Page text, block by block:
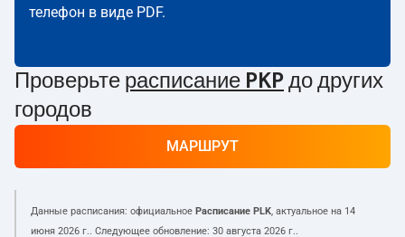
телефон в виде PDF.
Проверьте расписание PKP до других
городов
МАРШРУТ
Данные расписания: официальное Расписание PLK, актуальное на 14
июня 2026 г.. Следующее обновление: 30 августа 2026 г..